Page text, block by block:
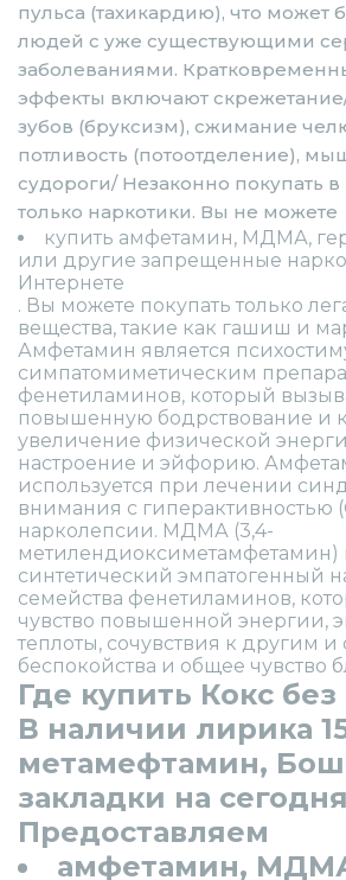
пульса (тахикардию), что может
людей с уже существующими
заболеваниями.
эффекты включают
зубов (бруксизм), сжимание
потливость (потоотделение),
судороги/ Незаконно покупать
только наркотики. Вы не можете
купить амфетамин, МДМА,
или другие запрещенные
Интернете
. Вы можете покупать только
вещества, такие как гашиш и
Амфетамин является
симпатомиметическим
фенетиламинов, который
повышенную бодрствование и
увеличение физической
настроение и эйфорию.
используется при лечении
внимания с гиперактивностью
нарколепсии. МДМА (3,4-
метилендиоксиметамфетамин)
синтетический эмпатогенный
семейства фенетиламинов,
чувство повышенной энергии,
теплоты, сочувствия к другим
беспокойства и общее чувство
Где купить Кокс
В наличии лирика
метамефтамин,
закладки на
Предоставляем
амфетамин,